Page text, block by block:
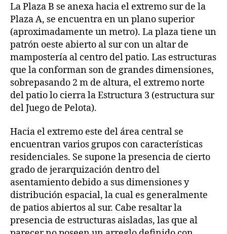
La Plaza B se anexa hacia el extremo sur de la
Plaza A, se encuentra en un plano superior
(aproximadamente un metro). La plaza tiene un
patrón oeste abierto al sur con un altar de
mampostería al centro del patio. Las estructuras
que la conforman son de grandes dimensiones,
sobrepasando 2 m de altura, el extremo norte
del patio lo cierra la Estructura 3 (estructura sur
del Juego de Pelota).
Hacia el extremo este del área central se
encuentran varios grupos con características
residenciales. Se supone la presencia de cierto
grado de jerarquización dentro del
asentamiento debido a sus dimensiones y
distribución espacial, la cual es generalmente
de patios abiertos al sur. Cabe resaltar la
presencia de estructuras aisladas, las que al